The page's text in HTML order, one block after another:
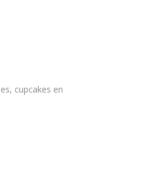
cupcakes en